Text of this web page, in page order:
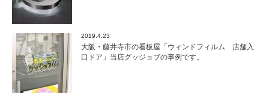
2019.4.23
大阪・藤井寺市の看板屋「ウィンドフィルム 店舗入
口ドア」当店グッジョブの事例です。